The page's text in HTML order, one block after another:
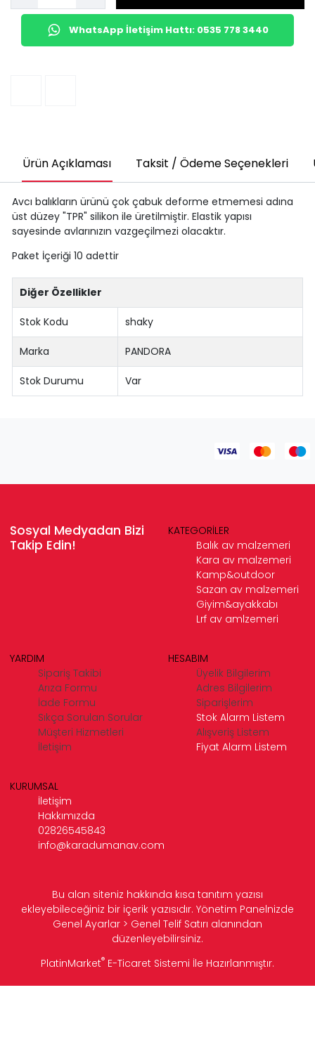
WhatsApp İletişim Hattı: 0535 778 3440
Ürün Açıklaması Taksit / Ödeme Seçenekleri
Avcı balıkların ürünü çok çabuk deforme etmemesi adına
üst düzey "TPR" silikon ile üretilmiştir. Elastik yapısı
sayesinde avlarınızın vazgeçilmezi olacaktır.
Paket İçeriği 10 adettir
Diğer Özellikler
Stok Kodu shaky
Marka PANDORA
Stok Durumu Var
Sosyal Medyadan Bizi
Takip Edin!
KATEGORİLER
Balık av malzemeri
Kara av malzemeri
Kamp&outdoor
Sazan av malzemeri
Giyim&ayakkabı
Lrf av amlzemeri
YARDIM
Sipariş Takibi
Arıza Formu
İade Formu
Sıkça Sorulan Sorular
Müşteri Hizmetleri
İletişim
HESABIM
Üyelik Bilgilerim
Adres Bilgilerim
Siparişlerim
Stok Alarm Listem
Alışveriş Listem
Fiyat Alarm Listem
KURUMSAL
İletişim
Hakkımızda
02826545843
info@karadumanav.com
Bu alan siteniz hakkında kısa tanıtım yazısı
ekleyebileceğiniz bir içerik yazısıdır. Yönetim Panelnizde
Genel Ayarlar > Genel Telif Satırı alanından
düzenleyebilirsiniz.
PlatinMarket® E-Ticaret Sistemi İle Hazırlanmıştır.